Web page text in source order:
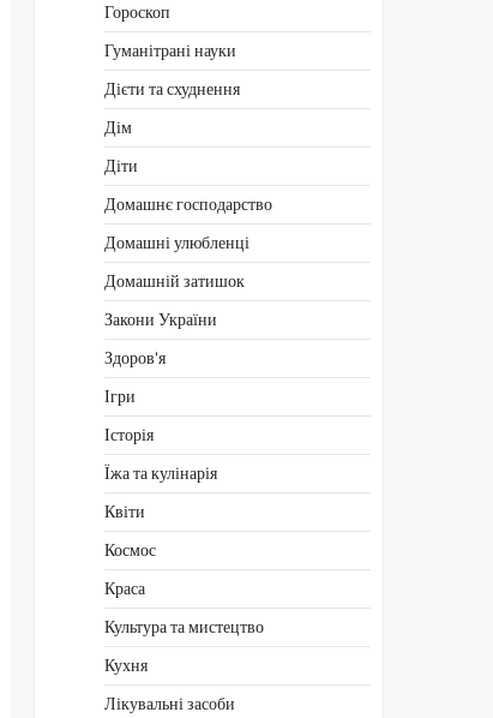
Гороскоп
Гуманітрані науки
Дієти та схуднення
Дім
Діти
Домашнє господарство
Домашні улюбленці
Домашній затишок
Закони України
Здоров'я
Ігри
Історія
Їжа та кулінарія
Квіти
Космос
Краса
Культура та мистецтво
Кухня
Лікувальні засоби